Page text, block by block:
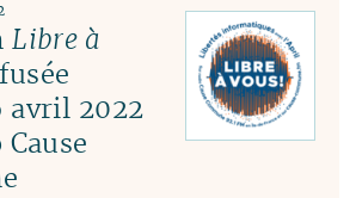
Libre à
avril 2022